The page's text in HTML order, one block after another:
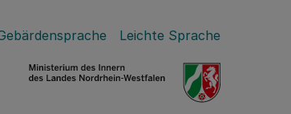
Leichte Sprache